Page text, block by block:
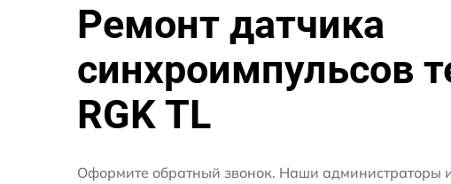
Ремонт датчика
синхроимпульсов
RGK TL
Оформите обратный звонок. Наши администраторы